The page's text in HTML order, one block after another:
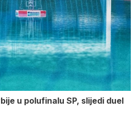
u polufinalu SP, slijedi duel